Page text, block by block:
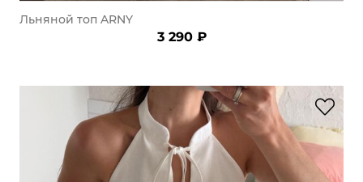
Льняной топ ARNY
3 290 ₽